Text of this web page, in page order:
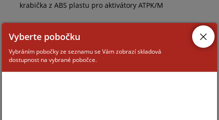
krabička z ABS plastu pro aktivátory ATPK/M
ZAŘAZENÍ ZBOŽÍ
Vyberte pobočku
Vybráním pobočky ze seznamu se Vám zobrazí skladová
dostupnost na vybrané pobočce.